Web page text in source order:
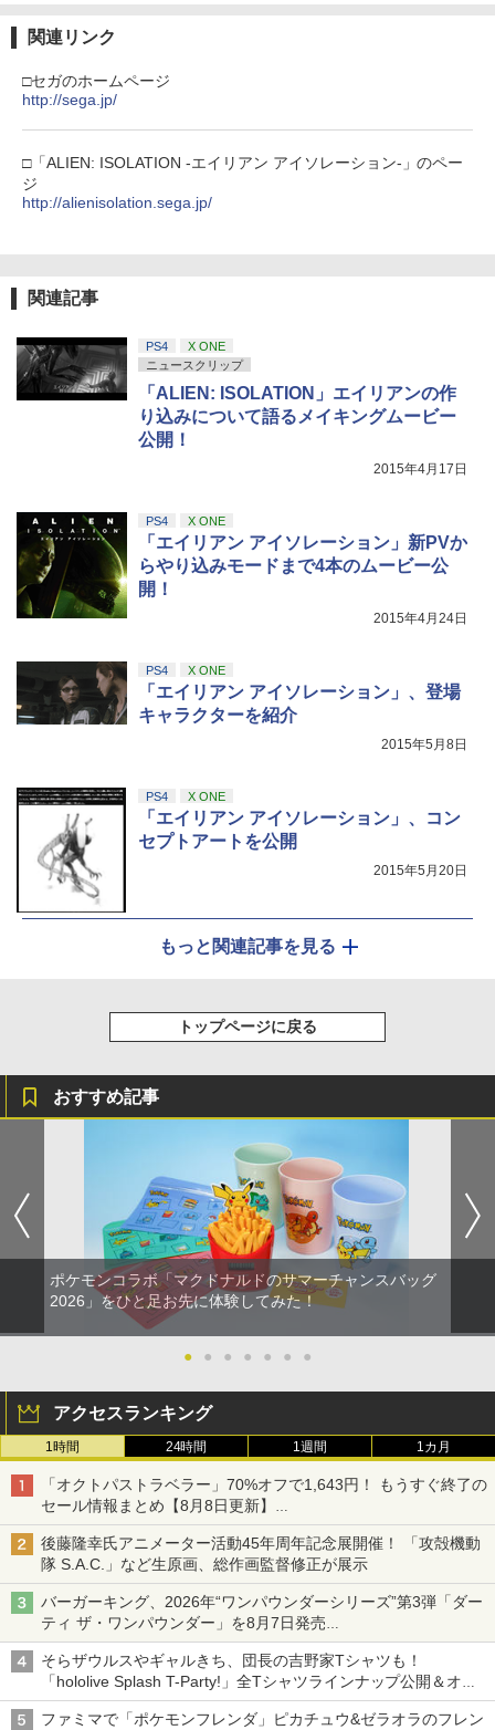
関連リンク
□セガのホームページ
http://sega.jp/
□「ALIEN: ISOLATION -エイリアン アイソレーション-」のペー
ジ
http://alienisolation.sega.jp/
関連記事
PS4
X ONE
ニュースクリップ
「ALIEN: ISOLATION」エイリアンの作
り込みについて語るメイキングムービー
公開！
2015年4月17日
PS4 X ONE
「エイリアン アイソレーション」新PVか
らやり込みモードまで4本のムービー公
開！
2015年4月24日
PS4 X ONE
「エイリアン アイソレーション」、登場
キャラクターを紹介
2015年5月8日
PS4 X ONE
「エイリアン アイソレーション」、コン
セプトアートを公開
2015年5月20日
もっと関連記事を見る
トップページに戻る
おすすめ記事
ポケモンコラボ「マクドナルドのサマーチャンスバッグ
2026」をひと足お先に体験してみた！
● ● ● ● ● ● ●
アクセスランキング
1時間 24時間 1週間 1カ月
「オクトパストラベラー」70%オフで1,643円！ もうすぐ終了の
セール情報まとめ【8月8日更新】
ニンテンドーeショップでは「大神 絶景版」が67%オフで990円
後藤隆幸氏アニメーター活動45年周年記念展開催！ 「攻殻機動
隊 S.A.C.」など生原画、総作画監督修正が展示
バーガーキング、2026年“ワンパウンダーシリーズ”第3弾「ダー
ティ ザ・ワンパウンダー」を8月7日発売
「特製ガーリックマヨソース」を使用した超大型チーズバーガー
そらザウルスやギャルきち、団長の吉野家Tシャツも！
「hololive Splash T-Party!」全Tシャツラインナップ公開＆オン
ライン販売開始
ファミマで「ポケモンフレンダ」ピカチュウ&ゼラオラのフレン